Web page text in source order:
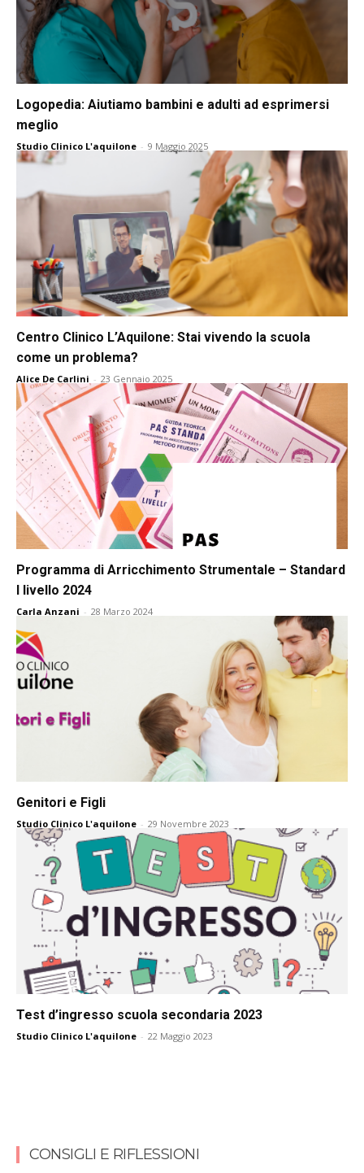
Logopedia: Aiutiamo bambini e adulti ad esprimersi
meglio
Studio Clinico L'aquilone - 9 Maggio 2025
Centro Clinico L’Aquilone: Stai vivendo la scuola
come un problema?
Alice De Carlini - 23 Gennaio 2025
Programma di Arricchimento Strumentale – Standard
I livello 2024
Carla Anzani - 28 Marzo 2024
Genitori e Figli
Studio Clinico L'aquilone - 29 Novembre 2023
Test d’ingresso scuola secondaria 2023
Studio Clinico L'aquilone - 22 Maggio 2023
CONSIGLI E RIFLESSIONI